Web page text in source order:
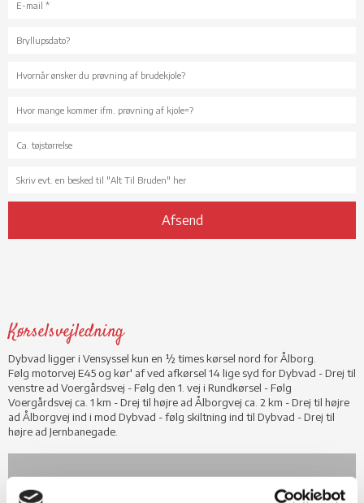
Kørselsvejledning
Dybvad ligger i Vensyssel kun en ½ times kørsel nord for Ålborg.
Følg motorvej E45 og kør' af ved afkørsel 14 lige syd for Dybvad - Drej til
venstre ad Voergårdsvej - Følg den 1. vej i Rundkørsel - Følg
Voergårdsvej ca. 1 km - Drej til højre ad Ålborgvej ca. 2 km - Drej til højre
ad Ålborgvej ind i mod Dybvad - følg skiltning ind til Dybvad - Drej til
højre ad Jernbanegade.​